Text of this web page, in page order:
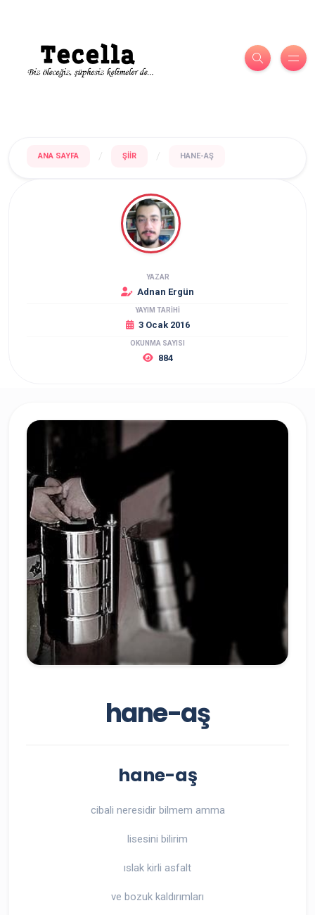
ANA SAYFA / ŞIIR / HANE-AŞ
YAZAR
Adnan Ergün
YAYIM TARİHİ
3 Ocak 2016
OKUNMA SAYISI
884
hane-aş
hane-aş
cibali neresidir bilmem amma
lisesini bilirim
ıslak kirli asfalt
ve bozuk kaldırımları